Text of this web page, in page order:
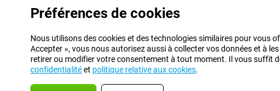
Préférences de cookies
Nous utilisons des cookies et des technologies similaires pour vous
Accepter », vous nous autorisez aussi à collecter vos données et à
retirer ou modifier votre consentement à tout moment. Il vous suffit
confidentialitéet politique relative aux cookies.